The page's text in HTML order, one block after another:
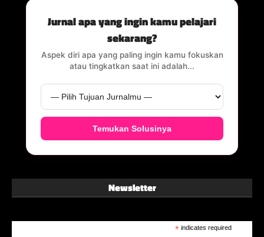
Jurnal apa yang ingin kamu pelajari
sekarang?
Aspek diri apa yang paling ingin kamu fokuskan
atau tingkatkan saat ini adalah...
Temukan Solusinya
Newsletter
* indicates required